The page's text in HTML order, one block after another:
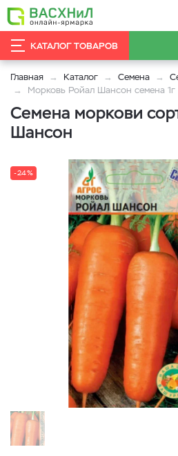
КАТАЛОГ ТОВАРОВ
Главная Каталог Семена
Морковь Ройал Шансон семена 1г
Семена моркови
Шансон
-24%